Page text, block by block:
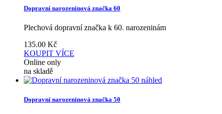
Dopravní narozeninová značka 60
Plechová dopravní značka k 60. narozeninám
135.00 Kč
KOUPIT VÍCE
Online only
na skladě
náhled
Dopravní narozeninová značka 50